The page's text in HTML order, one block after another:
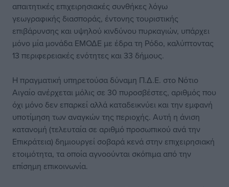
απαιτητικές επιχειρησιακές συνθήκες λόγω
γεωγραφικής διασποράς, έντονης τουριστικής
επιβάρυνσης και υψηλού κινδύνου πυρκαγιών, υπάρχει
μόνο μία μονάδα ΕΜΟΔΕ με έδρα τη Ρόδο, καλύπτοντας
13 περιφερειακές ενότητες και 33 δήμους.
Η πραγματική υπηρετούσα δύναμη Π.Δ.Ε. στο Νότιο
Αιγαίο ανέρχεται μόλις σε 30 πυροσβέστες, αριθμός που
όχι μόνο δεν επαρκεί αλλά καταδεικνύει και την εμφανή
υποτίμηση των αναγκών της περιοχής. Αυτή η άνιση
κατανομή (τελευταία σε αριθμό προσωπικού ανά την
Επικράτεια) δημιουργεί σοβαρά κενά στην επιχειρησιακή
ετοιμότητα, τα οποία αγνοούνται σκόπιμα από την
επίσημη επικοινωνία.